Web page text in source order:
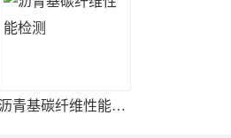
沥青基碳纤维性能检测